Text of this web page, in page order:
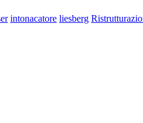
intonacatore liesberg